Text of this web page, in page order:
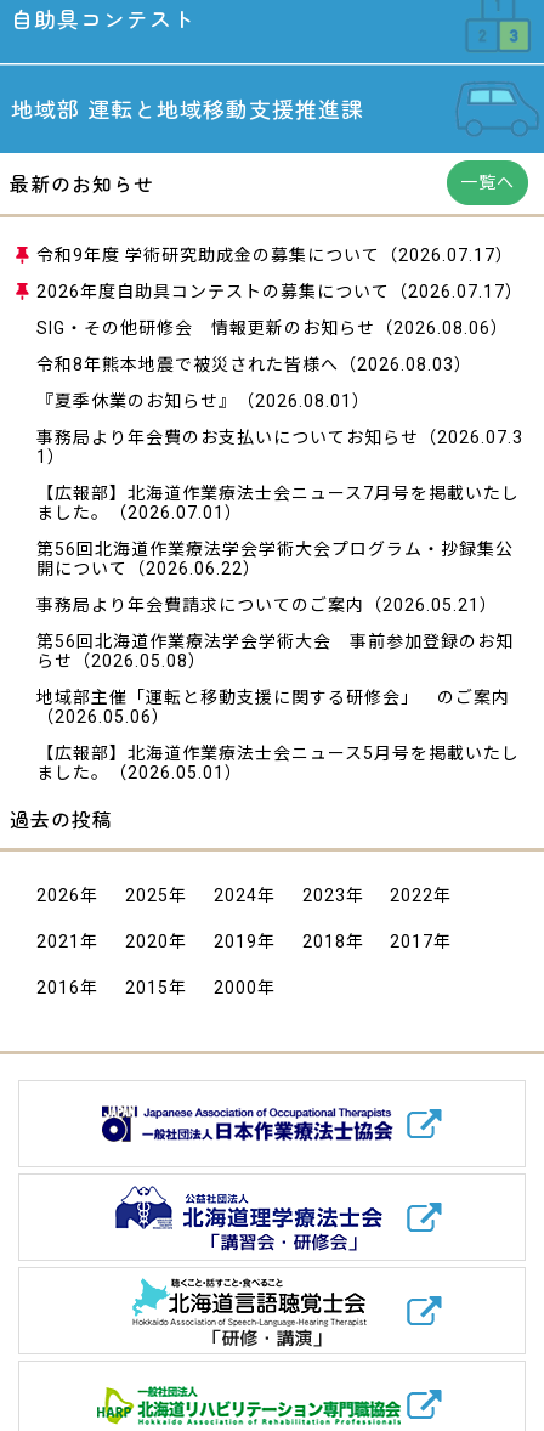
自助具コンテスト
地域部 運転と地域移動支援推進課
最新のお知らせ 一覧へ
令和9年度 学術研究助成金の募集について
（2026.07.17）
2026年度自助具コンテストの募集について
（2026.07.17）
SIG・その他研修会 情報更新のお知らせ
（2026.08.06）
令和8年熊本地震で被災された皆様へ （2026.08.03）
『夏季休業のお知らせ』
（2026.08.01）
事務局より年会費のお支払いについてお知らせ
（2026.07.3
1）
【広報部】北海道作業療法士会ニュース7月号を掲載いたし
ました。
（2026.07.01）
第56回北海道作業療法学会学術大会プログラム・抄録集公
開について
（2026.06.22）
事務局より年会費請求についてのご案内
（2026.05.21）
第56回北海道作業療法学会学術大会 事前参加登録のお知
らせ
（2026.05.08）
地域部主催「運転と移動支援に関する研修会」 のご案内
（2026.05.06）
【広報部】北海道作業療法士会ニュース5月号を掲載いたし
ました。
（2026.05.01）
過去の投稿
2026年 2025年 2024年 2023年 2022年
2021年 2020年 2019年 2018年 2017年
2016年 2015年 2000年